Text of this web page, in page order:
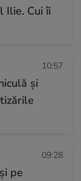
Ilie. Cui îi
10:57
și
09:28
pe